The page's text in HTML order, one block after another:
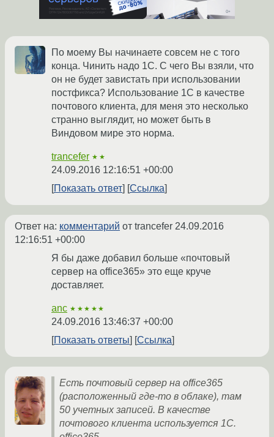
По моему Вы начинаете совсем не с того
конца. Чинить надо 1С. С чего Вы взяли, что
он не будет завистать при использовании
постфикса? Использование 1С в качестве
почтового клиента, для меня это несколько
странно выглядит, но может быть в
Виндовом мире это норма.
trancefer ★★
24.09.2016 12:16:51 +00:00
Показать ответ
Ссылка
Ответ на: комментарий от trancefer 24.09.2016
12:16:51 +00:00
Я бы даже добавил больше «почтовый
сервер на office365» это еще круче
доставляет.
anc ★★★★★
24.09.2016 13:46:37 +00:00
Показать ответы
Ссылка
Есть почтовый сервер на office365
(расположенный где-то в облаке), там
50 учетных записей. В качестве
почтового клиента используется 1С.